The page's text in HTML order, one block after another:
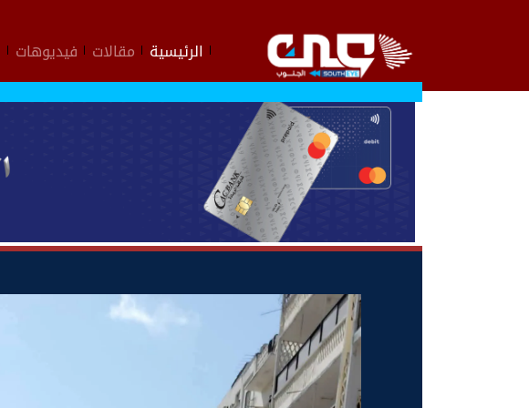
الرئيسية مقالات فيديوهات